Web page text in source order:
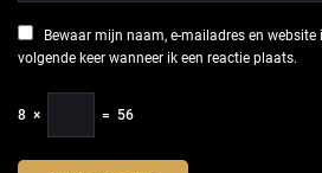
Bewaar mijn naam, e-mailadres en website
volgende keer wanneer ik een reactie plaats.
8 × = 56